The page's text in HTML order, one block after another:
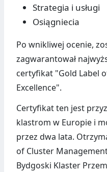
Strategia i usługi
Osiągniecia
Po wnikliwej ocenie,
zagwarantował
certyfikat "Gold Label
Excellence".
Certyfikat ten jest
klastrom w Europie i
przez dwa lata.
of Cluster
Bydgoski Klaster